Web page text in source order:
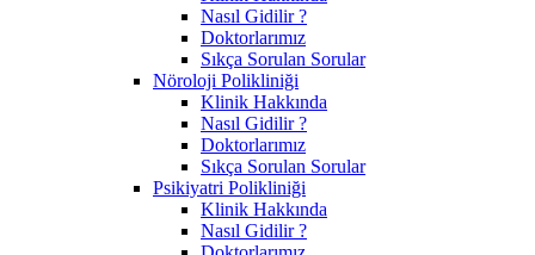
Nasıl Gidilir ?
Doktorlarımız
Sıkça Sorulan Sorular
Nöroloji Polikliniği
Klinik Hakkında
Nasıl Gidilir ?
Doktorlarımız
Sıkça Sorulan Sorular
Psikiyatri Polikliniği
Klinik Hakkında
Nasıl Gidilir ?